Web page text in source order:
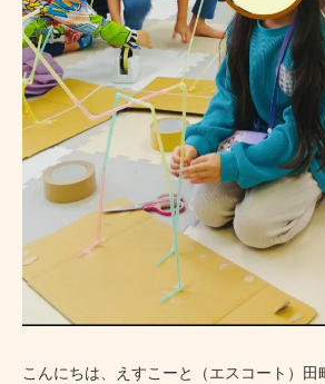
こんにちは、えすこーと（エスコート）田